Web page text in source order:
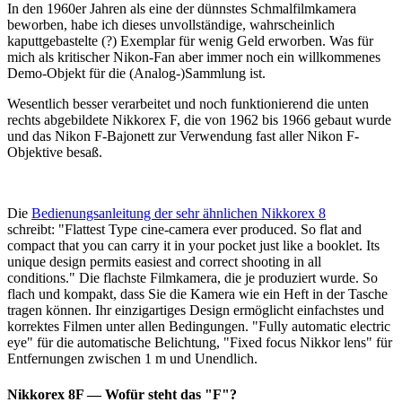
In den 1960er Jahren als eine der dünnstes Schmalfilmkamera
beworben, habe ich dieses unvollständige, wahrscheinlich
kaputtgebastelte (?) Exemplar für wenig Geld erworben. Was für
mich als kritischer Nikon-Fan aber immer noch ein willkommenes
Demo-Objekt für die (Analog-)Sammlung ist.
Wesentlich besser verarbeitet und noch funktionierend die unten
rechts abgebildete Nikkorex F, die von 1962 bis 1966 gebaut wurde
und das Nikon F-Bajonett zur Verwendung fast aller Nikon F-
Objektive besaß.
Die Bedienungsanleitung der sehr ähnlichen Nikkorex 8
schreibt: "Flattest Type cine-camera ever produced. So flat and
compact that you can carry it in your pocket just like a booklet. Its
unique design permits easiest and correct shooting in all
conditions." Die flachste Filmkamera, die je produziert wurde. So
flach und kompakt, dass Sie die Kamera wie ein Heft in der Tasche
tragen können. Ihr einzigartiges Design ermöglicht einfachstes und
korrektes Filmen unter allen Bedingungen. "Fully automatic electric
eye" für die automatische Belichtung, "Fixed focus Nikkor lens" für
Entfernungen zwischen 1 m und Unendlich.
Nikkorex 8F — Wofür steht das "F"?